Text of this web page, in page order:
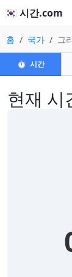
🇰🇷 시간.com
홈 국가 그
⏱️ 시간
현재 시